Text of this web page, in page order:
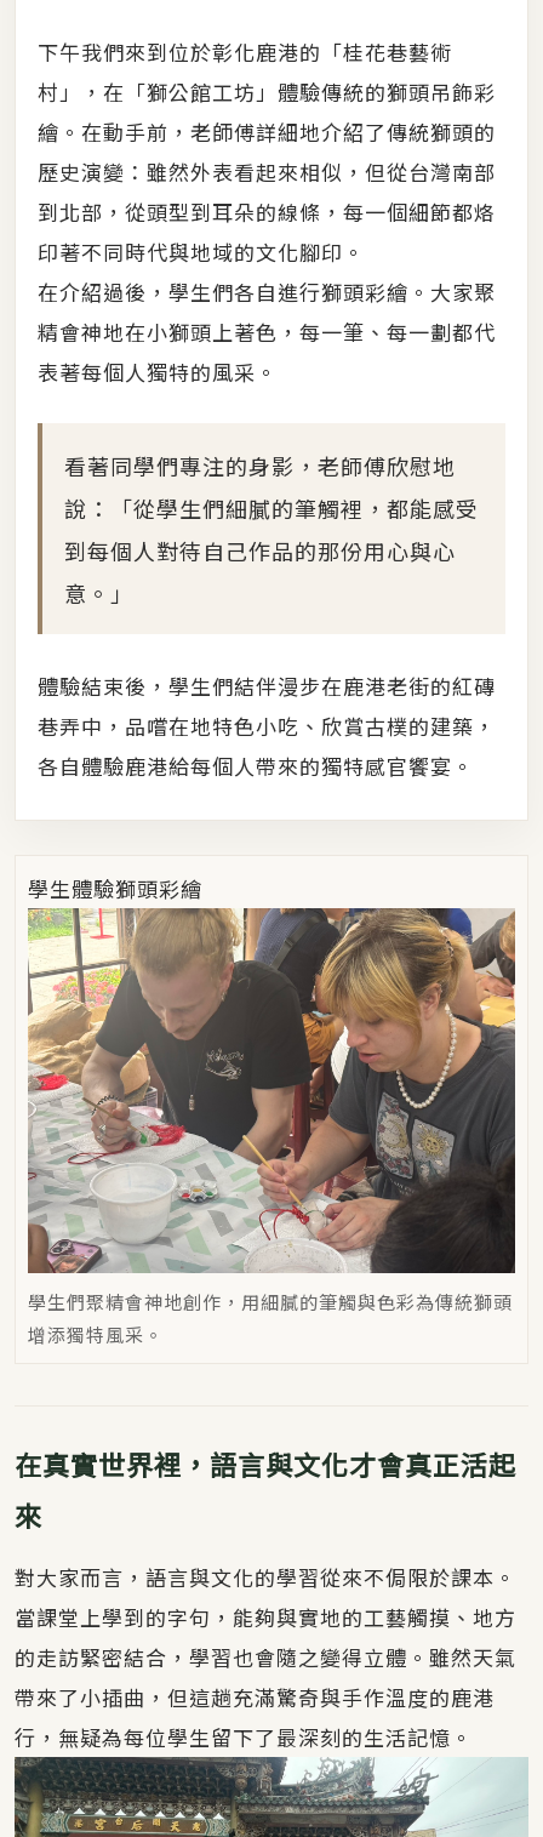
下午我們來到位於彰化鹿港的「桂花巷藝術
村」，在「獅公館工坊」體驗傳統的獅頭吊飾彩
繪。在動手前，老師傅詳細地介紹了傳統獅頭的
歷史演變：雖然外表看起來相似，但從台灣南部
到北部，從頭型到耳朵的線條，每一個細節都烙
印著不同時代與地域的文化腳印。
在介紹過後，學生們各自進行獅頭彩繪。大家聚
精會神地在小獅頭上著色，每一筆、每一劃都代
表著每個人獨特的風采。
看著同學們專注的身影，老師傅欣慰地
說：「從學生們細膩的筆觸裡，都能感受
到每個人對待自己作品的那份用心與心
意。」
體驗結束後，學生們結伴漫步在鹿港老街的紅磚
巷弄中，品嚐在地特色小吃、欣賞古樸的建築，
各自體驗鹿港給每個人帶來的獨特感官饗宴。
學生體驗獅頭彩繪
學生們聚精會神地創作，用細膩的筆觸與色彩為傳統獅頭
增添獨特風采。
在真實世界裡，語言與文化才會真正活起
來
對大家而言，語言與文化的學習從來不侷限於課本。
當課堂上學到的字句，能夠與實地的工藝觸摸、地方
的走訪緊密結合，學習也會隨之變得立體。雖然天氣
帶來了小插曲，但這趟充滿驚奇與手作溫度的鹿港
行，無疑為每位學生留下了最深刻的生活記憶。